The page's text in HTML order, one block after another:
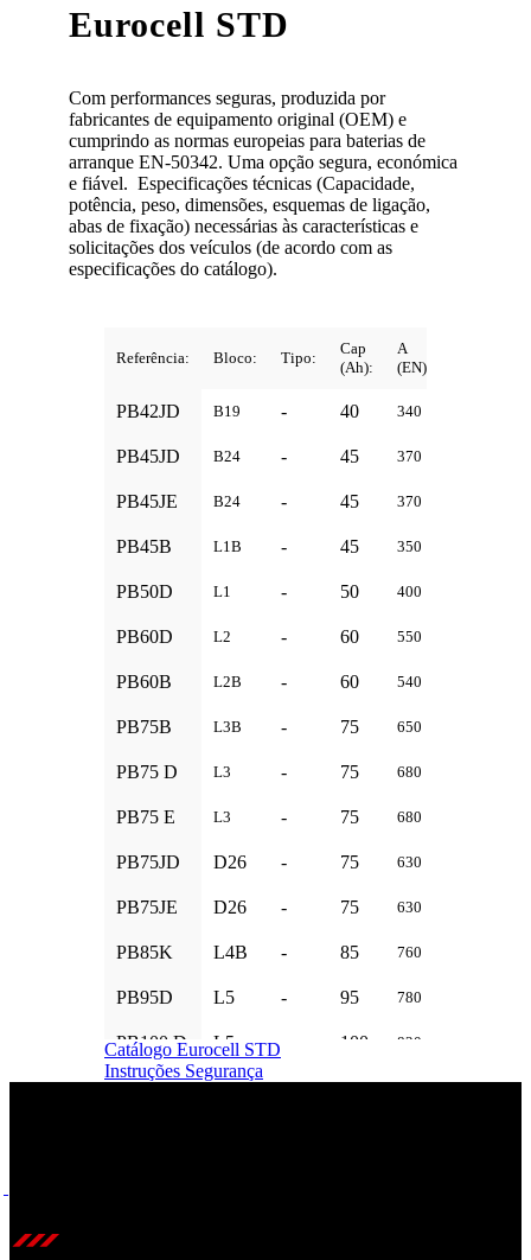
Eurocell STD
Com performances seguras, produzida por
fabricantes de equipamento original (OEM) e
cumprindo as normas europeias para baterias de
arranque EN-50342. Uma opção segura, económica
e fiável. Especificações técnicas (Capacidade,
potência, peso, dimensões, esquemas de ligação,
abas de fixação) necessárias às características e
solicitações dos veículos (de acordo com as
especificações do catálogo).
Referência: Bloco: Tipo:
Cap
(Ah):
A
(EN):
PB42JD B19 - 40 340
PB45JD B24 - 45 370
PB45JE B24 - 45 370
PB45B L1B - 45 350
PB50D L1 - 50 400
PB60D L2 - 60 550
PB60B L2B - 60 540
PB75B L3B - 75 650
PB75 D L3 - 75 680
PB75 E L3 - 75 680
PB75JD D26 - 75 630
PB75JE D26 - 75 630
PB85K L4B - 85 760
PB95D L5 - 95 780
PB100 D L5 100 820
PB100JD D31 - 100 800
Catálogo Eurocell STD
Instruções Segurança